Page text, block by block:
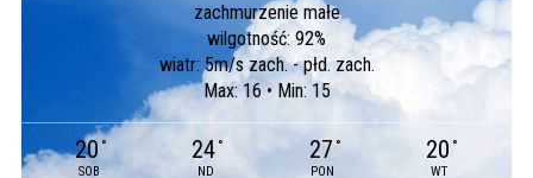
zachmurzenie małe
wilgotność: 92%
wiatr: 5m/s zach. - płd. zach.
Max: 16 • Min: 15
20 °
SOB
24 °
ND
27 °
PON
20 °
WT